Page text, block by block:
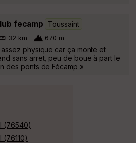
fecamp Toussaint
32 km 670 m
assez physique car ça monte et
sans arret, peu de boue à part le
des ponts de Fécamp »
(76540)
(76110)